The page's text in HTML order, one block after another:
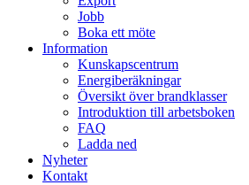
Jobb
Boka ett möte
Information
Kunskapscentrum
Energiberäkningar
Översikt över brandklasser
Introduktion till arbetsboken
FAQ
Ladda ned
Nyheter
Kontakt